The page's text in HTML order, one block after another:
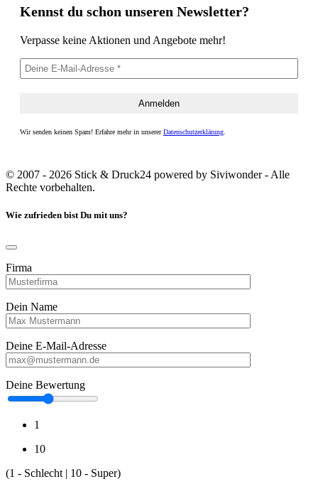
Kennst du schon unseren Newsletter?
Verpasse keine Aktionen und Angebote mehr!
Wir senden keinen Spam! Erfahre mehr in unsererDatenschutzerklärung.
© 2007 - 2026 Stick & Druck24 powered by Siviwonder - Alle
Rechte vorbehalten.
Wie zufrieden bist Du mit uns?
Firma
Dein Name
Deine E-Mail-Adresse
Deine Bewertung
1
10
(1 - Schlecht | 10 - Super)